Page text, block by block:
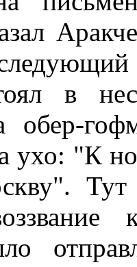
в
обер-
"К